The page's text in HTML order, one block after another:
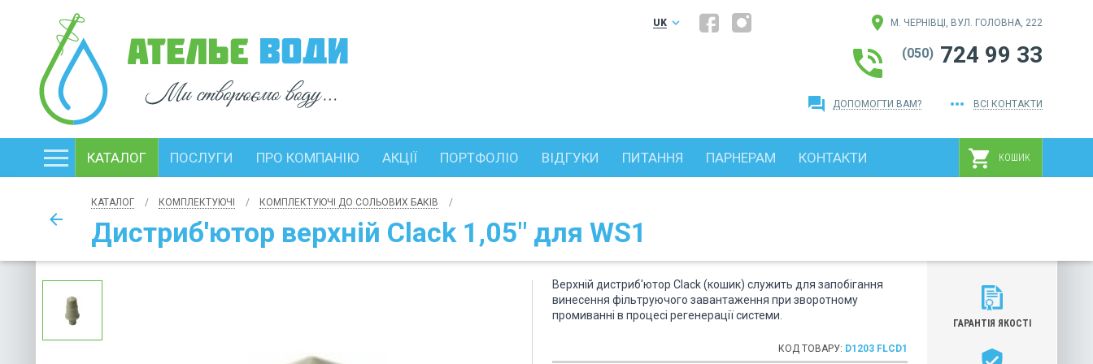
UK keyboard_arrow_down location_on М. ЧЕРНІВЦІ, ВУЛ. ГОЛОВНА, 222
phone_in_talk (050) 724 99 33
question_answer ДОПОМОГТИ ВАМ? more_horiz ВСІ КОНТАКТИ
КАТАЛОГ ПОСЛУГИ ПРО КОМПАНІЮ АКЦІЇ ПОРТФОЛІО ВІДГУКИ ПИТАННЯ ПАРНЕРАМ КОНТАКТИ shopping_cart КОШИК
КАТАЛОГ КОМПЛЕКТУЮЧІ КОМПЛЕКТУЮЧІ ДО СОЛЬОВИХ БАКІВ
Дистриб'ютор верхній Clack 1,05" для WS1
arrow_back
Верхній дистриб'ютор Clack (кошик) служить для запобігання
винесення фільтруючого завантаження при зворотному
промиванні в процесі регенерації системи.
КОД ТОВАРУ: D1203 FLCD1
ГАРАНТІЯ ЯКОСТІ